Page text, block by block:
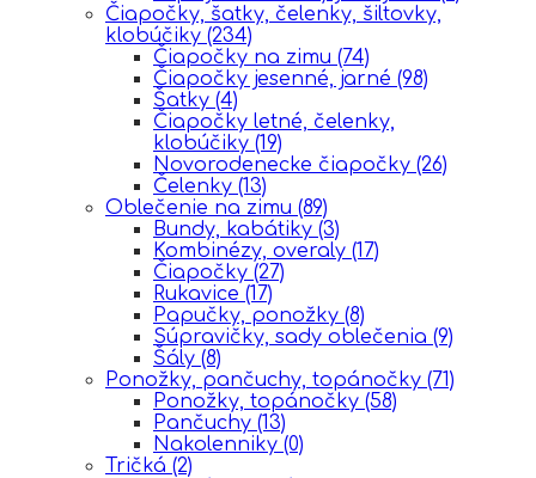
Čiapočky, šatky, čelenky, šiltovky,
klobúčiky (234)
Čiapočky na zimu (74)
Čiapočky jesenné, jarné (98)
Šatky (4)
Čiapočky letné, čelenky,
klobúčiky (19)
Novorodenecke čiapočky (26)
Čelenky (13)
Oblečenie na zimu (89)
Bundy, kabátiky (3)
Kombinézy, overaly (17)
Čiapočky (27)
Rukavice (17)
Papučky, ponožky (8)
Súpravičky, sady oblečenia (9)
Šály (8)
Ponožky, pančuchy, topánočky (71)
Ponožky, topánočky (58)
Pančuchy (13)
Nakolenniky (0)
Tričká (2)